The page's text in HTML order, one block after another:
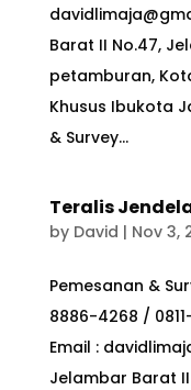
Barat II No.47,
petamburan,
Khusus Ibukota
& Survey...
Teralis
by David | Nov 3,
Pemesanan &
8886-4268 /
Email :
Jelambar Barat